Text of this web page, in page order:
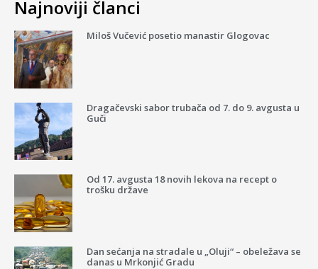
Najnoviji članci
Miloš Vučević posetio manastir Glogovac
Dragačevski sabor trubača od 7. do 9. avgusta u
Guči
Od 17. avgusta 18 novih lekova na recept o
trošku države
Dan sećanja na stradale u „Oluji“ – obeležava se
danas u Mrkonjić Gradu